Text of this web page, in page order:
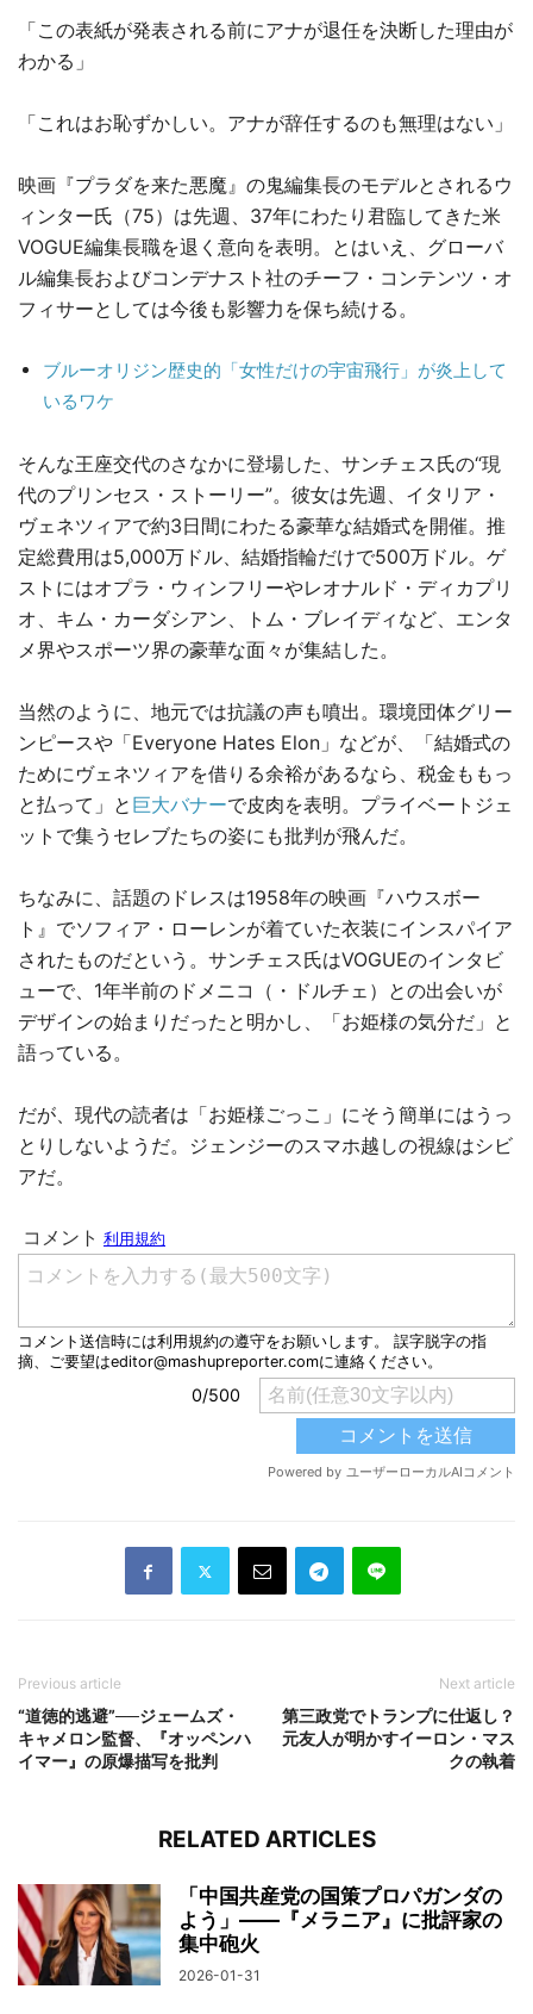
「この表紙が発表される前にアナが退任を決断した理由が
わかる」
「これはお恥ずかしい。アナが辞任するのも無理はない」
映画『プラダを来た悪魔』の鬼編集長のモデルとされるウ
ィンター氏（75）は先週、37年にわたり君臨してきた米
VOGUE編集長職を退く意向を表明。とはいえ、グローバ
ル編集長およびコンデナスト社のチーフ・コンテンツ・オ
フィサーとしては今後も影響力を保ち続ける。
ブルーオリジン歴史的「女性だけの宇宙飛行」が炎上して
いるワケ
そんな王座交代のさなかに登場した、サンチェス氏の“現
代のプリンセス・ストーリー”。彼女は先週、イタリア・
ヴェネツィアで約3日間にわたる豪華な結婚式を開催。推
定総費用は5,000万ドル、結婚指輪だけで500万ドル。ゲ
ストにはオプラ・ウィンフリーやレオナルド・ディカプリ
オ、キム・カーダシアン、トム・ブレイディなど、エンタ
メ界やスポーツ界の豪華な面々が集結した。
当然のように、地元では抗議の声も噴出。環境団体グリー
ンピースや「Everyone Hates Elon」などが、「結婚式の
ためにヴェネツィアを借りる余裕があるなら、税金ももっ
と払って」と 巨大バナーで皮肉を表明。プライベートジェ
ットで集うセレブたちの姿にも批判が飛んだ。
ちなみに、話題のドレスは1958年の映画『ハウスボー
ト』でソフィア・ローレンが着ていた衣装にインスパイア
されたものだという。サンチェス氏はVOGUEのインタビ
ューで、1年半前のドメニコ（・ドルチェ）との出会いが
デザインの始まりだったと明かし、「お姫様の気分だ」と
語っている。
だが、現代の読者は「お姫様ごっこ」にそう簡単にはうっ
とりしないようだ。ジェンジーのスマホ越しの視線はシビ
アだ。
Previous article
“道徳的逃避”──ジェームズ・
キャメロン監督、『オッペンハ
イマー』の原爆描写を批判
Next article
第三政党でトランプに仕返し？
元友人が明かすイーロン・マス
クの執着
RELATED ARTICLES
「中国共産党の国策プロパガンダの
よう」――『メラニア』に批評家の
集中砲火
2026-01-31